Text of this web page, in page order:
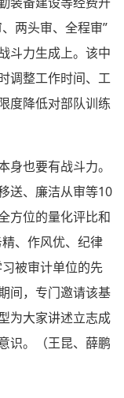
两头审、全程审”
斗力生成上。该中
调整工作时间、工
度降低对部队训练
身也要有战斗力。
送、廉洁从审等10
方位的量化评比和
、作风优、纪律
被审计单位的先
间，专门邀请该基
为大家讲述立志成
识。（王昆、薛鹏